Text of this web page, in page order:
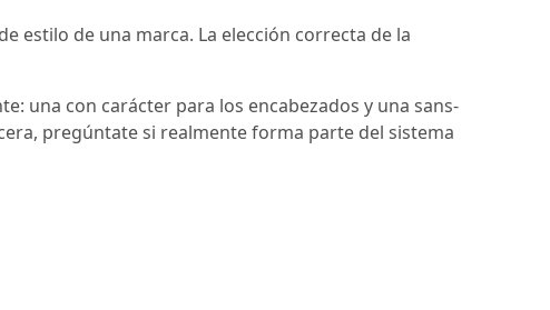
estilo de una marca. La elección correcta de la
una con carácter para los encabezados y una sans-
pregúntate si realmente forma parte del sistema